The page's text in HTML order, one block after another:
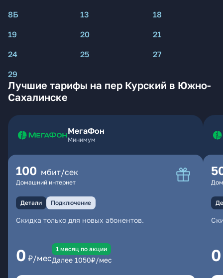
8Б
13
18
19
20
21
24
25
27
29
Лучшие тарифы на пер Курский в Южно-
Сахалинске
МегаФон
Минимум
100 мбит/сек
Домашний интернет
Детали Подключение
Скидка только для новых абонентов.
0 ₽/мес
1 месяц по акции
Далее 1050₽/мес 0